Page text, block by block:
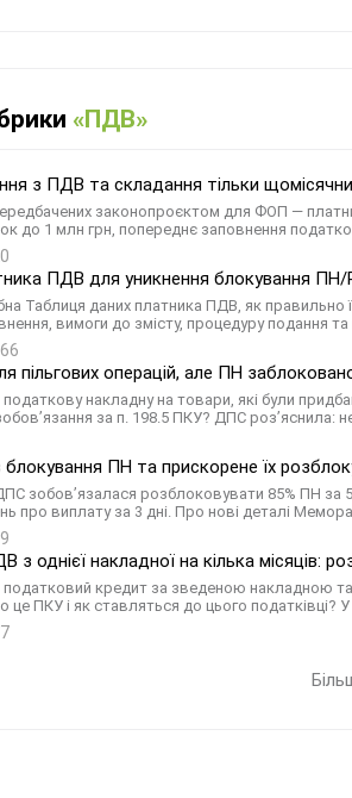
«ПДВ»
з ПДВ та складання тільки
законопроєктом для ФОП —
до 1 млн грн, попереднє заповнення
ПДВ для уникнення блокування ПН/
Таблиця даних платника ПДВ, як правильно
вимоги до змісту, процедуру подання
пільгових операцій, але ПН
податкову накладну на товари, які були
за п. 198.5 ПКУ? ДПС
блокування ПН та прискорене їх
зобов’язалася розблоковувати 85% ПН за
про виплату за 3 дні. Про нові деталі
однієї накладної на кілька місяців:
кредит за зведеною накладною та
ПКУ і як ставляться до цього податківці?